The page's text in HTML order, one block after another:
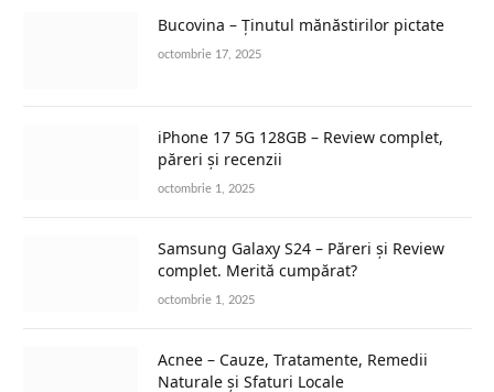
Bucovina – Ținutul mănăstirilor pictate
octombrie 17, 2025
iPhone 17 5G 128GB – Review complet,
păreri și recenzii
octombrie 1, 2025
Samsung Galaxy S24 – Păreri și Review
complet. Merită cumpărat?
octombrie 1, 2025
Acnee – Cauze, Tratamente, Remedii
Naturale și Sfaturi Locale